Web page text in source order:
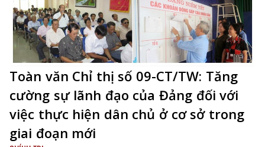
Toàn văn Chỉ thị số 09-CT/TW: Tăng
cường sự lãnh đạo của Đảng đối với
việc thực hiện dân chủ ở cơ sở trong
giai đoạn mới